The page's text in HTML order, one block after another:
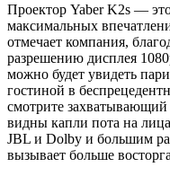
Проектор Yaber K2s —
максимальных
отмечает компания,
разрешению дисплея
можно будет увидеть
гостиной в
смотрите захватывающий
видны капли пота на
JBL и Dolby и большим
вызывает больше